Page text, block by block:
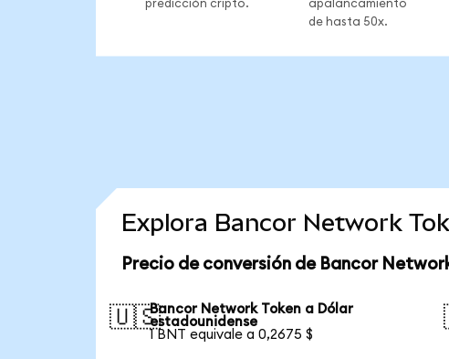
predicción cripto.
apalancamiento
de hasta 50x.
Explora Bancor Network
Precio de conversión de Bancor
🇺🇸Bancor Network Token a Dólar
estadounidense
1 BNT equivale a 0,2675 $